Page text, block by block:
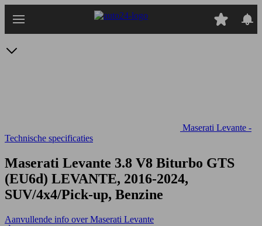
naar
Maserati Levante -
Technische specificaties
Maserati Levante 3.8 V8 Biturbo GTS
(EU6d) LEVANTE, 2016-2024,
SUV/4x4/Pick-up, Benzine
Aanvullende info over Maserati Levante